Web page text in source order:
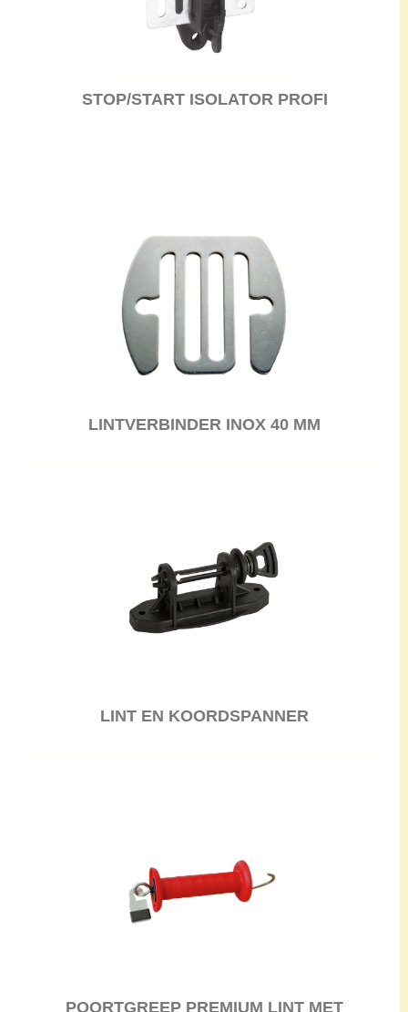
STOP/START ISOLATOR PROFI
LINTVERBINDER INOX 40 MM
LINT EN KOORDSPANNER
POORTGREEP PREMIUM LINT MET